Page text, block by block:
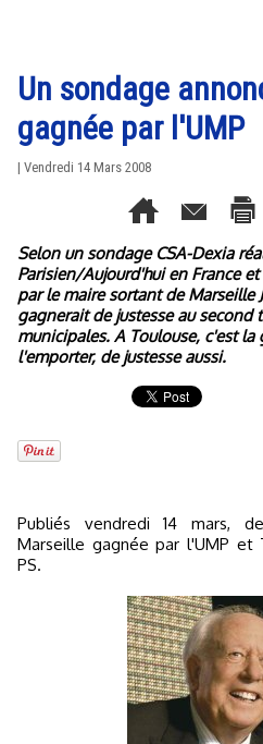
Un sondage
gagnée par l'UMP
| Vendredi 14 Mars 2008
Selon un sondage CSA-Dexia
Parisien/Aujourd'hui en France
par le maire sortant de Marseille
gagnerait de justesse au second
municipales. A Toulouse, c'est
l'emporter, de justesse aussi.
Publiés vendredi 14 mars, deux sondages donneraient
Marseille gagnée par l'UMP
PS.